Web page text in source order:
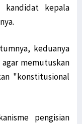
kandidat kepala
keduanya
memutuskan
"konstitusional
pengisian